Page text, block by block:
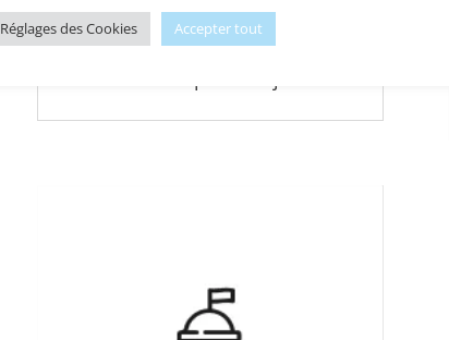
Réglages des Cookies Accepter tout